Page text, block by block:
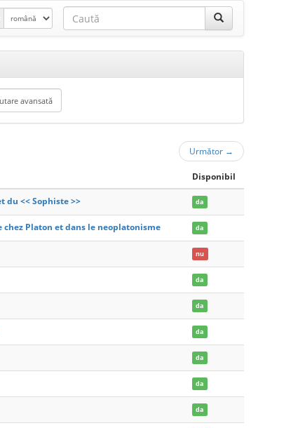
Următor →
Disponibil
du << Sophiste >> da
Platon et dans le neoplatonisme da
nu
da
da
da
da
da
da